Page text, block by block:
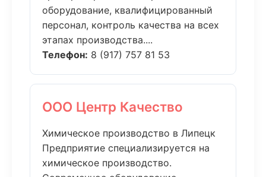
оборудование, квалифицированный
персонал, контроль качества на всех
этапах производства....
Телефон: 8 (917) 757 81 53
ООО Центр Качество
Химическое производство в Липецк
Предприятие специализируется на
химическое производство.